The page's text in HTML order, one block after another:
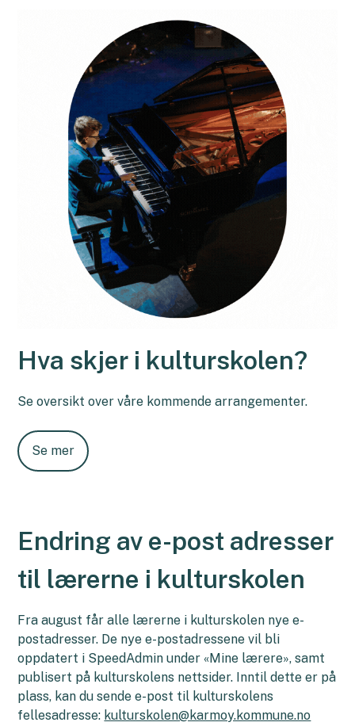
Hva skjer i kulturskolen?
Se oversikt over våre kommende arrangementer.
Se mer
Endring av e-post adresser
til lærerne i kulturskolen
Fra august får alle lærerne i kulturskolen nye e-
postadresser. De nye e-postadressene vil bli
oppdatert i SpeedAdmin under «Mine lærere», samt
publisert på kulturskolens nettsider. Inntil dette er på
plass, kan du sende e-post til kulturskolens
fellesadresse: kulturskolen@karmoy.kommune.no